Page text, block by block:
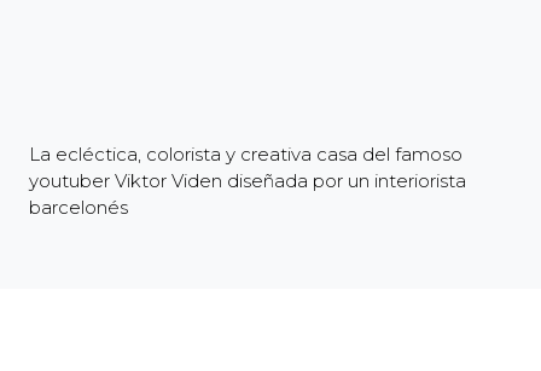
La ecléctica, colorista y creativa casa del famoso
youtuber Viktor Viden diseñada por un interiorista
barcelonés